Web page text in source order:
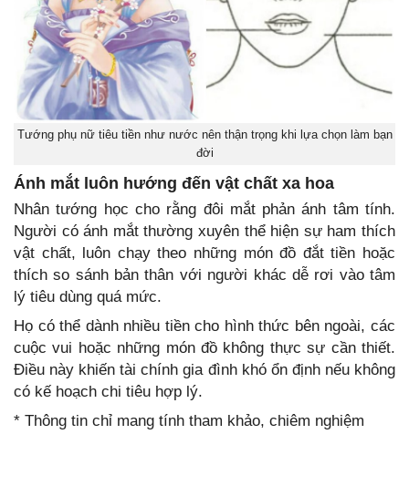
Tướng phụ nữ tiêu tiền như nước nên thận trọng khi lựa chọn làm bạn
đời
Ánh mắt luôn hướng đến vật chất xa hoa
Nhân tướng học cho rằng đôi mắt phản ánh tâm tính.
Người có ánh mắt thường xuyên thể hiện sự ham thích
vật chất, luôn chạy theo những món đồ đắt tiền hoặc
thích so sánh bản thân với người khác dễ rơi vào tâm
lý tiêu dùng quá mức.
Họ có thể dành nhiều tiền cho hình thức bên ngoài, các
cuộc vui hoặc những món đồ không thực sự cần thiết.
Điều này khiến tài chính gia đình khó ổn định nếu không
có kế hoạch chi tiêu hợp lý.
* Thông tin chỉ mang tính tham khảo, chiêm nghiệm